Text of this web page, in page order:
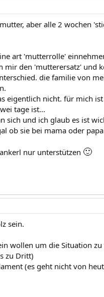
aber alle 2 wochen
art 'mutterrolle'
mir den 'mutterersatz' und
die familie von
eigentlich nicht. für mich
tage ist...
sich und ich glaub es ist
ob sie bei mama oder papa
nur unterstützen 🙂
sein.
wollen um die Situation zu
zu Dritt)
(es geht nicht von